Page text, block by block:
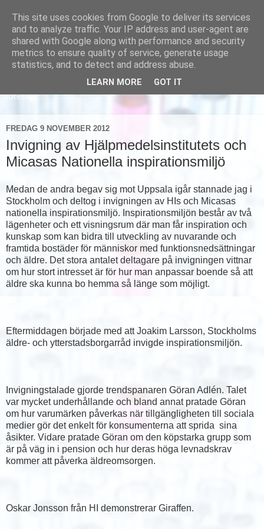
Läs om hur vi marknadsför svensk sjukvård och svenska
företag
FREDAG 9 NOVEMBER 2012
Invigning av Hjälpmedelsinstitutets och
Micasas Nationella inspirationsmiljö
Medan de andra begav sig mot Uppsala igår stannade jag i
Stockholm och deltog i invigningen av HIs och Micasas
nationella inspirationsmiljö. Inspirationsmiljön består av två
lägenheter och ett visningsrum där man får inspiration och
kunskap som kan bidra till utveckling av nuvarande och
framtida bostäder för människor med funktionsnedsättningar
och äldre. Det stora antalet deltagare på invigningen vittnar
om hur stort intresset är för hur man anpassar boende så att
äldre ska kunna bo hemma så länge som möjligt.
Eftermiddagen började med att Joakim Larsson, Stockholms
äldre- och ytterstadsborgarråd invigde inspirationsmiljön.
Invigningstalade gjorde trendspanaren Göran Adlén. Talet
var mycket underhållande och bland annat pratade Göran
om hur varumärken påverkas när tillgängligheten till sociala
medier gör det enkelt för konsumenterna att sprida sina
åsikter. Vidare pratade Göran om den köpstarka grupp som
är på väg in i pension och hur deras höga levnadskrav
kommer att påverka äldreomsorgen.
Oskar Jonsson från HI demonstrerar Giraffen.
This site uses cookies from Google to deliver its services
and to analyze traffic. Your IP address and user-agent are
shared with Google along with performance and security
metrics to ensure quality of service, generate usage
statistics, and to detect and address abuse.
LEARN MORE GOT IT